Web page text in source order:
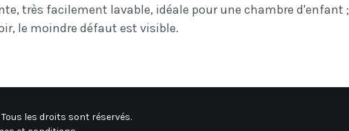
très facilement lavable, idéale pour une chambre d'enfant ;
le moindre défaut est visible.
les droits sont réservés.